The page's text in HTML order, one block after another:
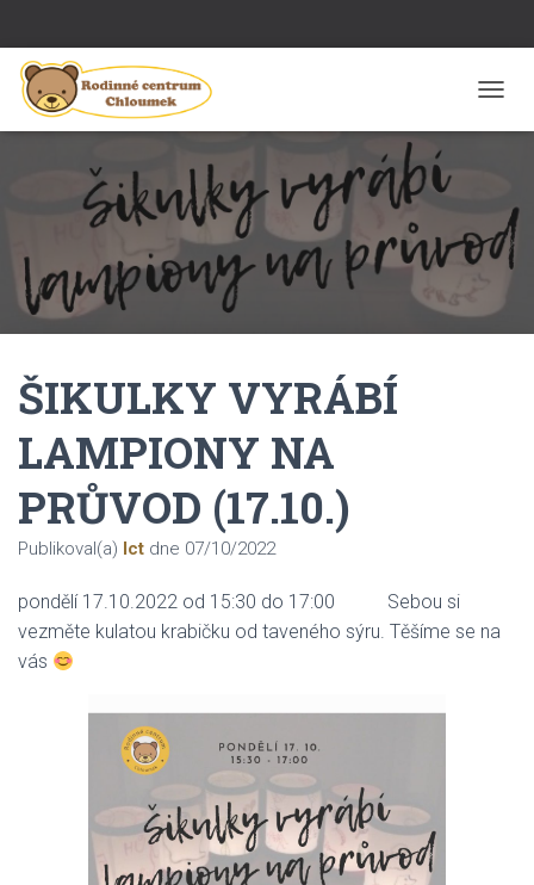
Ř
U
A
V
ŠIKULKY VYRÁBÍ
LAMPIONY NA
PRŮVOD (17.10.)
Publikoval(a) Ict dne 07/10/2022
pondělí 17.10.2022 od 15:30 do 17:00 Sebou si
vezměte kulatou krabičku od taveného sýru. Těšíme se na
vás